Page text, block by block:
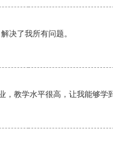
决了我所有问题。
，教学水平很高，让我能够学